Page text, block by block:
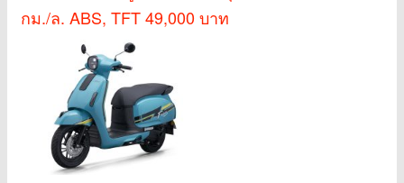
กม./ล. ABS, TFT 49,000 บาท